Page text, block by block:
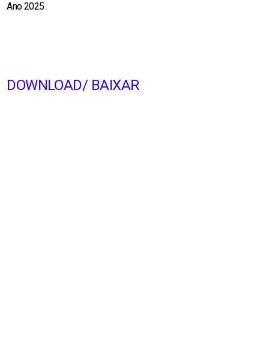
Ano 2025
DOWNLOAD/ BAIXAR